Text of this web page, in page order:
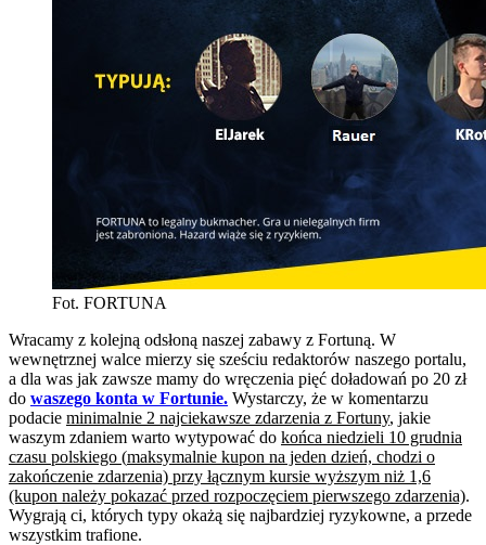
Fot. FORTUNA
Wracamy z kolejną odsłoną naszej zabawy z Fortuną. W
wewnętrznej walce mierzy się sześciu redaktorów naszego portalu,
a dla was jak zawsze mamy do wręczenia pięć doładowań po 20 zł
do waszego konta w Fortunie. Wystarczy, że w komentarzu
podacie minimalnie 2 najciekawsze zdarzenia z Fortuny, jakie
waszym zdaniem warto wytypować do końca niedzieli 10 grudnia
czasu polskiego (maksymalnie kupon na jeden dzień, chodzi o
zakończenie zdarzenia) przy łącznym kursie wyższym niż 1,6
(kupon należy pokazać przed rozpoczęciem pierwszego zdarzenia).
Wygrają ci, których typy okażą się najbardziej ryzykowne, a przede
wszystkim trafione.